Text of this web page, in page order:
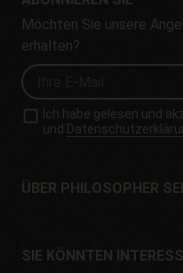
Möchten Sie unsere
erhalten?
Ich habe gelesen und
und
ÜBER PHILOSOPHER
Lage und Kontakt
SIE KÖNNTEN